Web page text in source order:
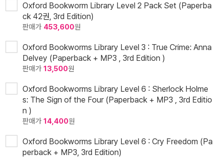
Oxford Bookworm Library Level 2 Pack Set (Paperba
ck 42권, 3rd Edition)
판매가 453,600원
Oxford Bookworms Library Level 3 : True Crime: Anna
Delvey (Paperback + MP3 , 3rd Edition )
판매가 13,500원
Oxford Bookworms Library Level 6 : Sherlock Holme
s: The Sign of the Four (Paperback + MP3 , 3rd Editio
n )
판매가 14,400원
Oxford Bookworms Library Level 6 : Cry Freedom (Pa
perback + MP3, 3rd Edition)